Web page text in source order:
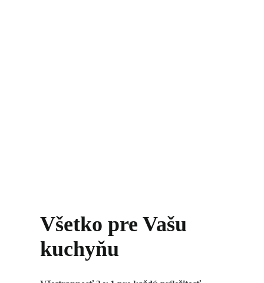
Všetko pre Vašu
kuchyňu